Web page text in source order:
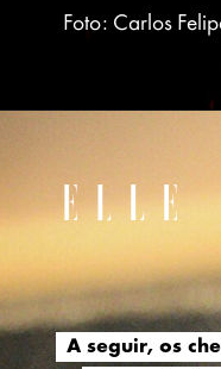
Foto: Carlos
A seguir, os
A seguir, os